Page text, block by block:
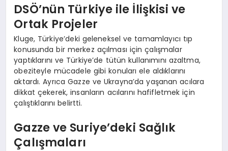
DSÖ’nün Türkiye ile İlişkisi ve
Ortak Projeler
Kluge, Türkiye’deki geleneksel ve tamamlayıcı tıp
konusunda bir merkez açılması için çalışmalar
yaptıklarını ve Türkiye’de tütün kullanımını azaltma,
obeziteyle mücadele gibi konuları ele aldıklarını
aktardı. Ayrıca Gazze ve Ukrayna’da yaşanan acılara
dikkat çekerek, insanların acılarını hafifletmek için
çalıştıklarını belirtti.
Gazze ve Suriye’deki Sağlık
Çalışmaları